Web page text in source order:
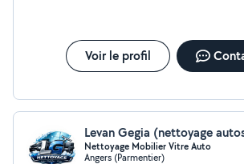
Voir le profil
Levan Gegia (nettoyage
Nettoyage Mobilier Vitre Auto
Angers (Parmentier)